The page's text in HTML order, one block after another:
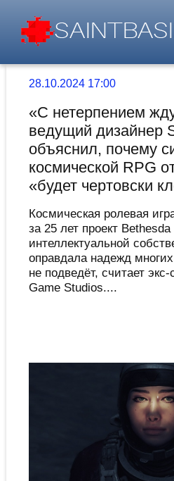
28.10.2024 17:00
«С нетерпением
ведущий дизайнер
объяснил, почему
космической RPG
«будет чертовски
Космическая ролевая
за 25 лет проект
интеллектуальной
оправдала надежд
не подведёт, считает
Game Studios....